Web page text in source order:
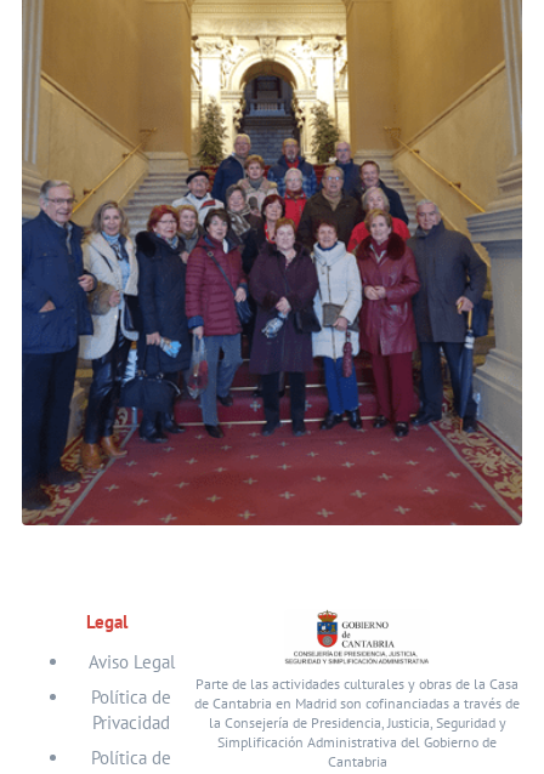
Legal
Aviso Legal
Política de
Privacidad
Política de
Parte de las actividades culturales y obras de la Casa
de Cantabria en Madrid son cofinanciadas a través de
la Consejería de Presidencia, Justicia, Seguridad y
Simplificación Administrativa del Gobierno de
Cantabria